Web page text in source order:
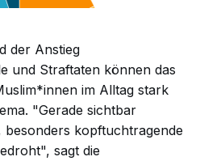
der Anstieg
und Straftaten können das
im Alltag stark
"Gerade sichtbar
besonders kopftuchtragende
sagt die